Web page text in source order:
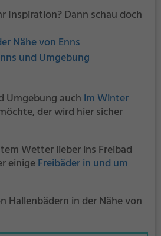
Inspiration? Dann schau doch
Nähe von Enns
und Umgebung
Umgebung auch im Winter
der wird hier sicher
Wetter lieber ins Freibad
einigeFreibäder in und um
Hallenbädern in der Nähe von